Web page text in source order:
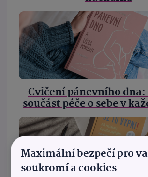
Cvičení pánevního
součást péče o sebe v
Maximální bezpečí pro
soukromí a cookies